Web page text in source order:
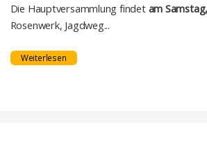
Die Hauptversammlung findet am
Rosenwerk, Jagdweg...
Weiterlesen